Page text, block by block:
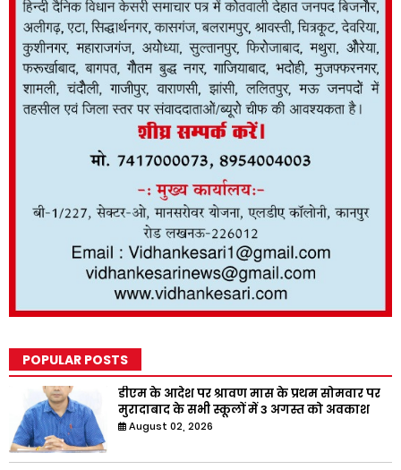
POPULAR POSTS
डीएम के आदेश पर श्रावण मास के प्रथम सोमवार पर
मुरादाबाद के सभी स्कूलों में 3 अगस्त को अवकाश
August 02, 2026